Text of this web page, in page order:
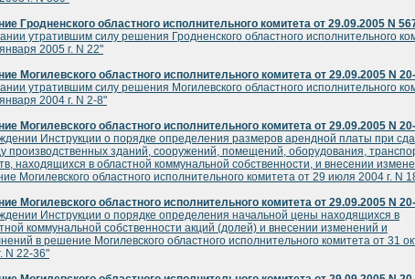
Гродненского областного исполнительного комитета от 29.09.2005 N
утратившим силу решения Гродненского областного исполнительного
2005 г. N 22"
Могилевского областного исполнительного комитета от 29.09.2005 N
утратившим силу решения Могилевского областного исполнительного
2004 г. N 2-8"
Могилевского областного исполнительного комитета от 29.09.2005 N
Инструкции о порядке определения размеров арендной платы при
производственных зданий, сооружений, помещений, оборудования,
находящихся в областной коммунальной собственности, и внесении
Могилевского областного исполнительного комитета от 29 июля 2004 г. N
Могилевского областного исполнительного комитета от 29.09.2005 N
Инструкции о порядке определения начальной цены находящихся в
коммунальной собственности акций (долей) и внесении изменений и
в решение Могилевского областного исполнительного комитета от 31
N 22-36"